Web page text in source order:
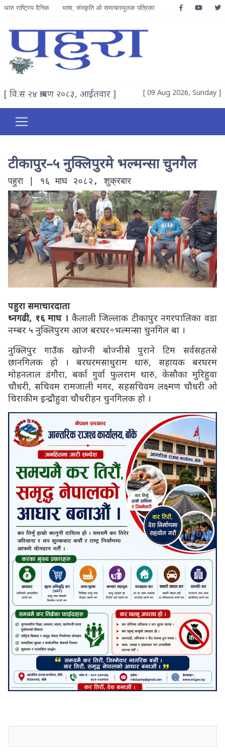
थारु राष्ट्रिय दैनिक भाषा, संस्कृति ओ समाचारमूलक पत्रिका
[ वि.सं २४ श्रावण २०८३, आईतवार ] [ 09 Aug 2026, Sunday ]
टीकापुर–५ नुक्लिपुरमे भल्मन्सा चुनगैल
पहुरा | १६ माघ २०८२, शुक्रबार
पहुरा समाचारदाता
ध्नगढी, १६ माघ । कैलाली जिल्लाक टीकापुर नगरपालिका वडा
नम्बर ५ नुक्लिपुरम आज बरघर÷भल्मन्सा चुनगिल बा ।
नुक्लिपुर गाउँक खोज्नी बोज्नीसे पुराने टिम सर्वसहतसे
छानगिलक हो । बरघरमसाधुराम थारु, सहायक बरघरम
मोहनलाल डंगौरा, बर्का गुर्वा फुलराम थारु, केसौका मुरिहुवा
चौधरी, सचिवम रामजाली मगर, सहसचिवम लक्ष्मण चौधरी ओ
चिराकीम इन्द्रौहुवा चौधरीहन चुनगिलक हो ।